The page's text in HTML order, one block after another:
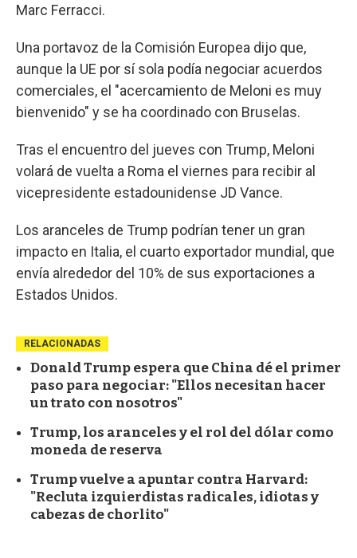
Marc Ferracci.
Una portavoz de la Comisión Europea dijo que,
aunque la UE por sí sola podía negociar acuerdos
comerciales, el "acercamiento de Meloni es muy
bienvenido" y se ha coordinado con Bruselas.
Tras el encuentro del jueves con Trump, Meloni
volará de vuelta a Roma el viernes para recibir al
vicepresidente estadounidense JD Vance.
Los aranceles de Trump podrían tener un gran
impacto en Italia, el cuarto exportador mundial, que
envía alrededor del 10% de sus exportaciones a
Estados Unidos.
RELACIONADAS
Donald Trump espera que China dé el primer
paso para negociar: "Ellos necesitan hacer
un trato con nosotros"
Trump, los aranceles y el rol del dólar como
moneda de reserva
Trump vuelve a apuntar contra Harvard:
"Recluta izquierdistas radicales, idiotas y
cabezas de chorlito"